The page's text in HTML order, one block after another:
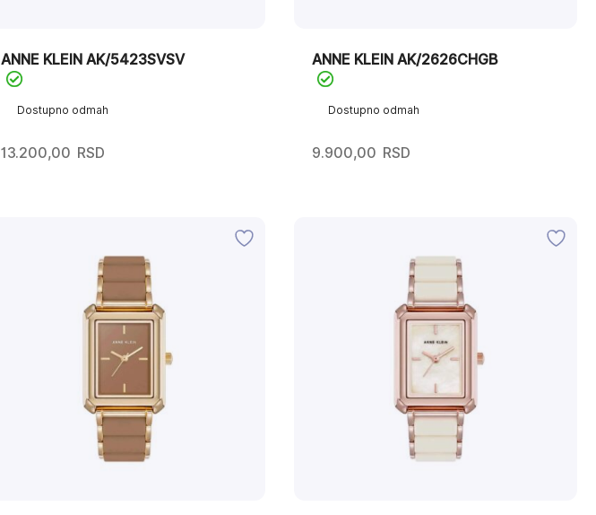
Dostupno odmah
ANNE KLEIN AK/5423SVSV
13.200,00 RSD
Dostupno odmah
ANNE KLEIN AK/2626CHGB
9.900,00 RSD